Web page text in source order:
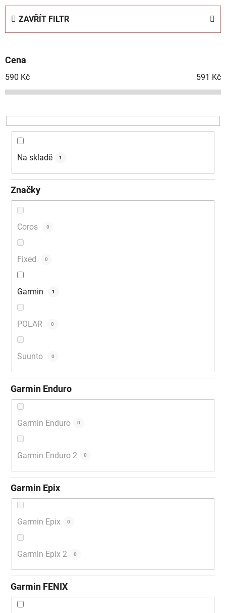
r
o
d
k
ZAVŘÍT FILTR
Cena
590 Kč 591 Kč
Na skladě 1
Značky
Coros 0
Fixed 0
Garmin 1
POLAR 0
Suunto 0
Garmin Enduro
Garmin Enduro 0
Garmin Enduro 2 0
Garmin Epix
Garmin Epix 0
Garmin Epix 2 0
Garmin FENIX